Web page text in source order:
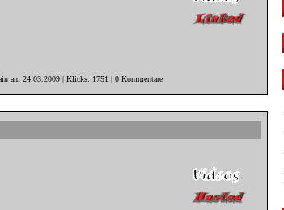
am 24.03.2009 | Klicks: 1751 | 0 Kommentare